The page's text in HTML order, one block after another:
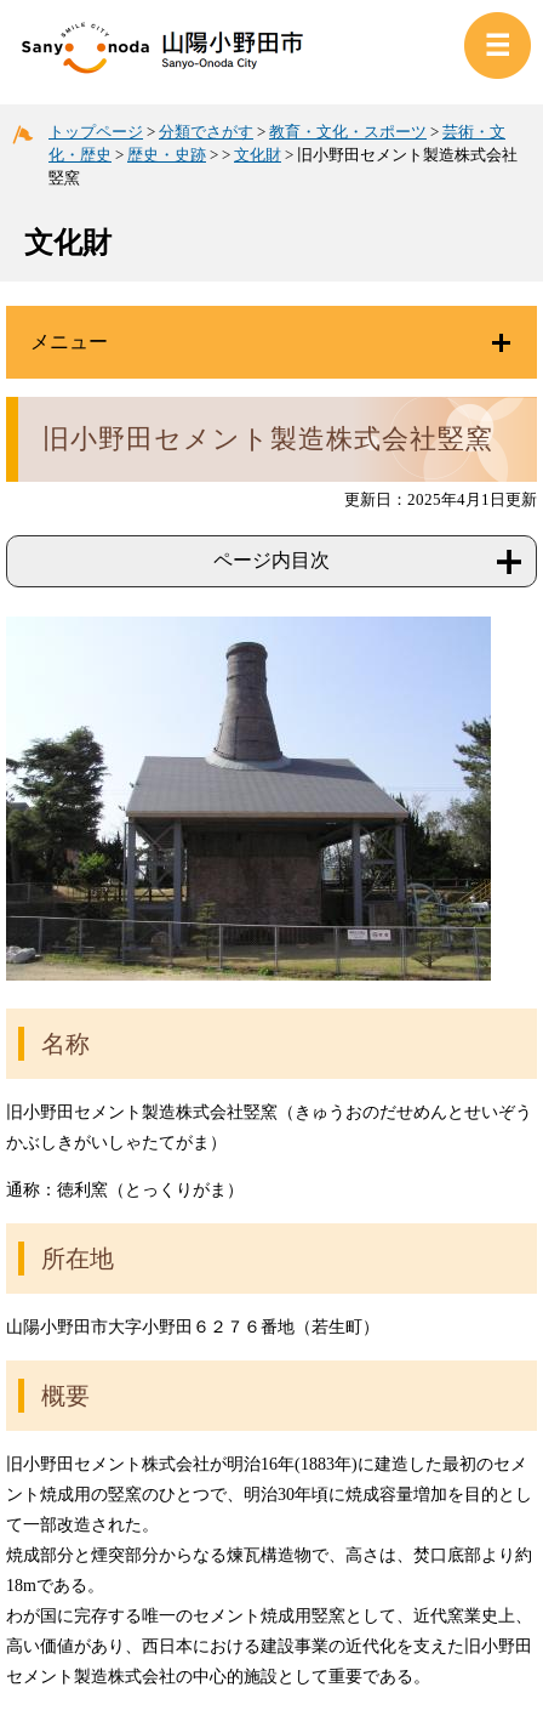
トップページ > 分類でさがす > 教育・文化・スポーツ > 芸術・文
化・歴史 > 歴史・史跡 > > 文化財 > 旧小野田セメント製造株式会社
竪窯
文化財
旧小野田セメント製造株式会社竪窯
更新日：2025年4月1日更新
ページ内目次
名称
旧小野田セメント製造株式会社竪窯（きゅうおのだせめんとせいぞう
かぶしきがいしゃたてがま）
通称：徳利窯（とっくりがま）
所在地
山陽小野田市大字小野田６２７６番地（若生町）
概要
旧小野田セメント株式会社が明治16年(1883年)に建造した最初のセメ
ント焼成用の竪窯のひとつで、明治30年頃に焼成容量増加を目的とし
て一部改造された。
焼成部分と煙突部分からなる煉瓦構造物で、高さは、焚口底部より約
18mである。
わが国に完存する唯一のセメント焼成用竪窯として、近代窯業史上、
高い価値があり、西日本における建設事業の近代化を支えた旧小野田
セメント製造株式会社の中心的施設として重要である。
メニュー